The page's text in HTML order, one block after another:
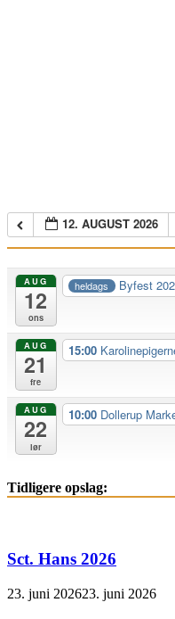
12. AUGUST 2026
AUG
12
ons
heldags Byfest
AUG
21
fre
15:00
AUG
22
lør
10:00 Dollerup
Tidligere opslag:
Sct. Hans 2026
23. juni 202623. juni 2026